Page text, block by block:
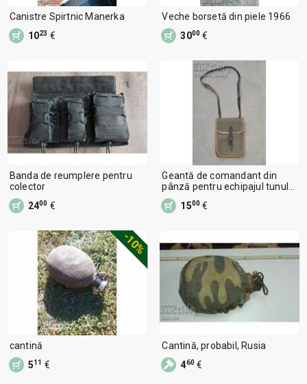
Canistre Spirtnic Manerka
1023 €
Veche borsetă din piele 1966
3000 €
Banda de reumplere pentru
colector
2400 €
Geantă de comandant din
pânză pentru echipajul tunului
#2
1500 €
-10%
cantină
511 €
Cantină, probabil, Rusia
460 €